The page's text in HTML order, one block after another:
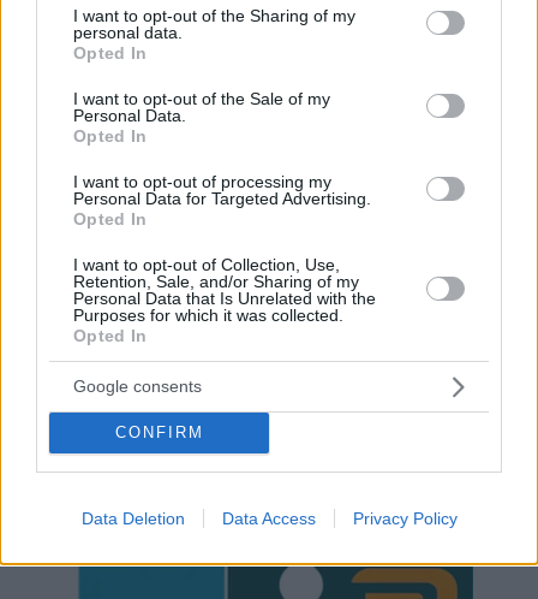
not limited to your visit or usage behaviour. You may click to
grant or deny consent to Google and its third-party tags to
use your data for below specified purposes in below Google
consent section.
I want to opt-out of the Sharing of my
personal data.
Opted In
I want to opt-out of the Sale of my
Personal Data.
Opted In
I want to opt-out of processing my
Personal Data for Targeted Advertising.
Opted In
I want to opt-out of Collection, Use,
Retention, Sale, and/or Sharing of my
Personal Data that Is Unrelated with the
Purposes for which it was collected.
Opted In
Google consents
CONFIRM
Data Deletion Data Access Privacy Policy